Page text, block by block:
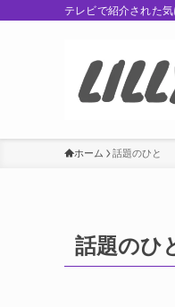
テレビで紹介された
ホーム 話題のひと
話題のひ